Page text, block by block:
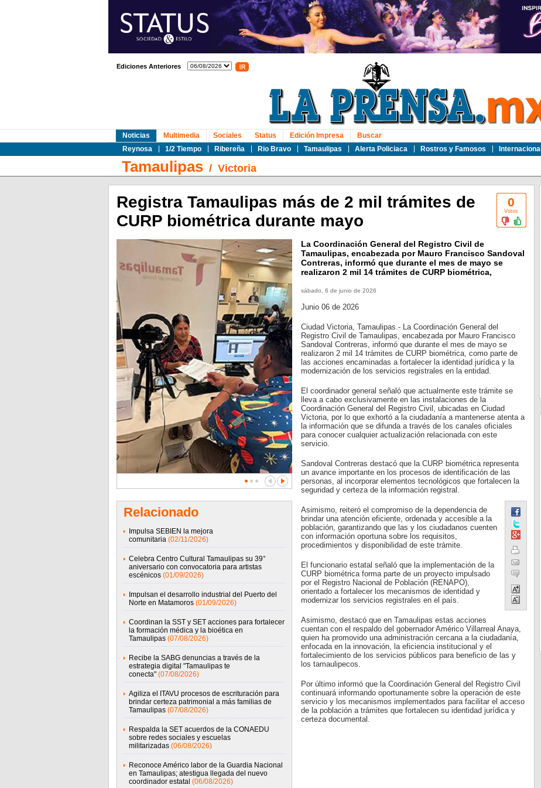
Ediciones Anteriores
Noticias
Reynosa
1/2 Tiempo Ribereña Rio Bravo Tamaulipas Alerta Policiaca Rostros y Famosos Internacional
Multimedia Sociales Status Edición Impresa Buscar
Tamaulipas/ Victoria
0
Votos
Registra Tamaulipas más de 2 mil trámites de
CURP biométrica durante mayo
Relacionado
Impulsa SEBIEN la mejora
comunitaria (02/11/2026)
Celebra Centro Cultural Tamaulipas su 39°
aniversario con convocatoria para artistas
escénicos (01/09/2026)
Impulsan el desarrollo industrial del Puerto del
Norte en Matamoros (01/09/2026)
Coordinan la SST y SET acciones para fortalecer
la formación médica y la bioética en
Tamaulipas (07/08/2026)
Recibe la SABG denuncias a través de la
estrategia digital "Tamaulipas te
conecta" (07/08/2026)
Agiliza el ITAVU procesos de escrituración para
brindar certeza patrimonial a más familias de
Tamaulipas (07/08/2026)
Respalda la SET acuerdos de la CONAEDU
sobre redes sociales y escuelas
militarizadas (06/08/2026)
Reconoce Américo labor de la Guardia Nacional
en Tamaulipas; atestigua llegada del nuevo
coordinador estatal (06/08/2026)
La Coordinación General del Registro Civil de
Tamaulipas, encabezada por Mauro Francisco Sandoval
Contreras, informó que durante el mes de mayo se
realizaron 2 mil 14 trámites de CURP biométrica,
sábado, 6 de junio de 2026
Junio 06 de 2026
Ciudad Victoria, Tamaulipas.- La Coordinación General del
Registro Civil de Tamaulipas, encabezada por Mauro Francisco
Sandoval Contreras, informó que durante el mes de mayo se
realizaron 2 mil 14 trámites de CURP biométrica, como parte de
las acciones encaminadas a fortalecer la identidad jurídica y la
modernización de los servicios registrales en la entidad.
El coordinador general señaló que actualmente este trámite se
lleva a cabo exclusivamente en las instalaciones de la
Coordinación General del Registro Civil, ubicadas en Ciudad
Victoria, por lo que exhortó a la ciudadanía a mantenerse atenta a
la información que se difunda a través de los canales oficiales
para conocer cualquier actualización relacionada con este
servicio.
Sandoval Contreras destacó que la CURP biométrica representa
un avance importante en los procesos de identificación de las
personas, al incorporar elementos tecnológicos que fortalecen la
seguridad y certeza de la información registral.
Asimismo, reiteró el compromiso de la dependencia de
brindar una atención eficiente, ordenada y accesible a la
población, garantizando que las y los ciudadanos cuenten
con información oportuna sobre los requisitos,
procedimientos y disponibilidad de este trámite.
El funcionario estatal señaló que la implementación de la
CURP biométrica forma parte de un proyecto impulsado
por el Registro Nacional de Población (RENAPO),
orientado a fortalecer los mecanismos de identidad y
modernizar los servicios registrales en el país.
Asimismo, destacó que en Tamaulipas estas acciones
cuentan con el respaldo del gobernador Américo Villarreal Anaya,
quien ha promovido una administración cercana a la ciudadanía,
enfocada en la innovación, la eficiencia institucional y el
fortalecimiento de los servicios públicos para beneficio de las y
los tamaulipecos.
Por último informó que la Coordinación General del Registro Civil
continuará informando oportunamente sobre la operación de este
servicio y los mecanismos implementados para facilitar el acceso
de la población a trámites que fortalecen su identidad jurídica y
certeza documental.